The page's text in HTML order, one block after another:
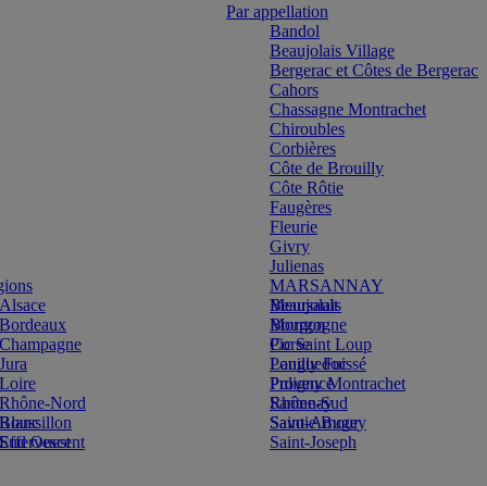
Blanc
Effervescent
Alsace
Beaujolais
Bordeaux
Bourgogne
Champagne
Corse
Jura
Languedoc
Loire
Provence
Rhône-Nord
Rhône-Sud
Roussillon
Savoie Bugey
Sud Ouest
Par appellation
Bandol
Beaujolais Village
Bergerac et Côtes de Bergerac
Cahors
Chassagne Montrachet
Chiroubles
Corbières
Côte de Brouilly
Côte Rôtie
Faugères
Fleurie
Givry
Julienas
MARSANNAY
Meursault
Morgon
Pic Saint Loup
Pouilly Fuissé
Puligny Montrachet
Santenay
Saint-Amour
Saint-Joseph